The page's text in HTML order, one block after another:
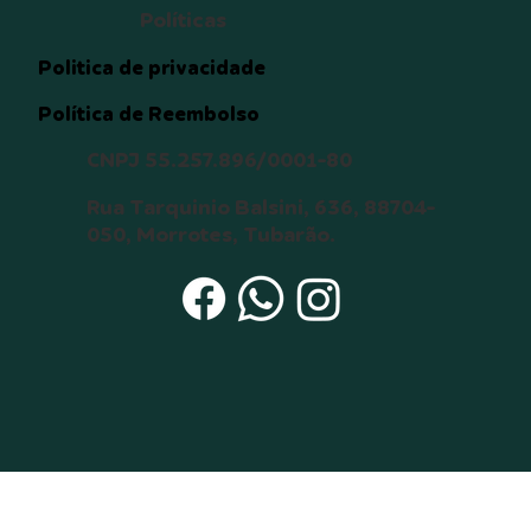
destino que envolva o animal,
tais como desaparecimento ou
morte;
12. Manter contato com o
doador temporário por meio de
mensagens de texto, vídeo e
foto para obter notícias do
animal até a completa
adaptação do animal (6 meses).
Estou ciente de que:
a) Um cão ou gato pode viver
Política de Reembolso
Politica de privacidade
Políticas
CNPJ 55.257.896/0001-80
Rua Tarquinio Balsini, 636, 88704-
050, Morrotes, Tubarão.